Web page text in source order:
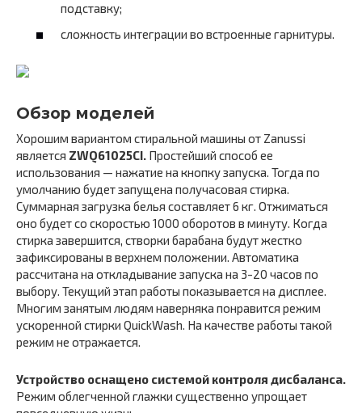
подставку;
сложность интеграции во встроенные гарнитуры.
Обзор моделей
Хорошим вариантом стиральной машины от Zanussi
является ZWQ61025CI. Простейший способ ее
использования — нажатие на кнопку запуска. Тогда по
умолчанию будет запущена получасовая стирка.
Суммарная загрузка белья составляет 6 кг. Отжиматься
оно будет со скоростью 1000 оборотов в минуту. Когда
стирка завершится, створки барабана будут жестко
зафиксированы в верхнем положении. Автоматика
рассчитана на откладывание запуска на 3-20 часов по
выбору. Текущий этап работы показывается на дисплее.
Многим занятым людям наверняка понравится режим
ускоренной стирки QuickWash. На качестве работы такой
режим не отражается.
Устройство оснащено системой контроля дисбаланса.
Режим облегченной глажки существенно упрощает